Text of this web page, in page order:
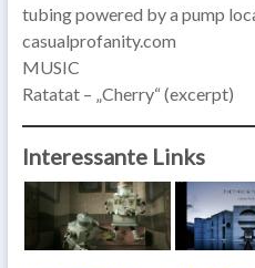
tubing powered by a pump
casualprofanity.com
MUSIC
Ratatat – „Cherry“ (excerpt)
Interessante Links